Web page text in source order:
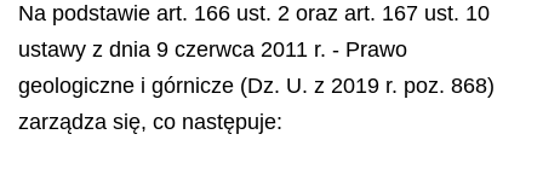
Na podstawie art. 166 ust. 2 oraz art. 167 ust. 10
ustawy z dnia 9 czerwca 2011 r. - Prawo
geologiczne i górnicze (Dz. U. z 2019 r. poz. 868)
zarządza się, co następuje: